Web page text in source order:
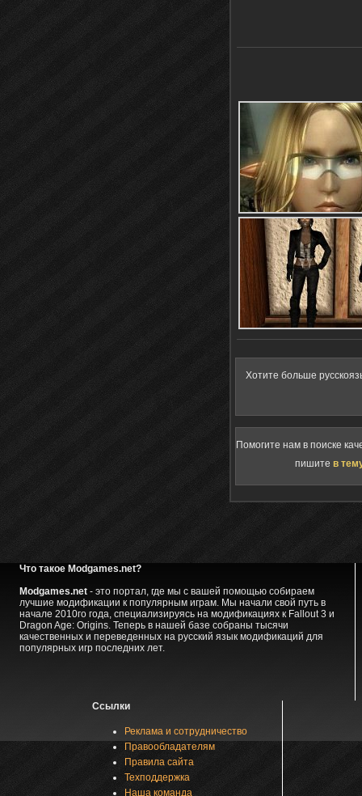
Хотите больше
Помогите нам в поиске
пишите в
Что такое Modgames.net?
Modgames.net- это портал, где мы с вашей помощью собираем
лучшие модификации к популярным играм. Мы начали свой путь в
начале 2010го года, специализируясь на модификациях к Fallout 3 и
Dragon Age: Origins. Теперь в нашей базе собраны тысячи
качественных и переведенных на русский язык модификаций для
популярных игр последних лет.
Ссылки
Реклама и сотрудничество
Правообладателям
Правила сайта
Техподдержка
Наша команда